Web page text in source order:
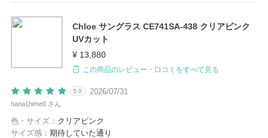
Chloe サングラス CE741SA-438 クリアピンク
UVカット
¥ 13,880
この商品のレビュー・口コミをすべて見る
2026/07/31
5.0
hana1hime0 さん
色・サイズ： クリアピンク
サイズ感： 期待していた通り